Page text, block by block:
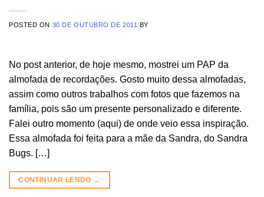
POSTED ON 30 DE OUTUBRO DE 2011 BY
No post anterior, de hoje mesmo, mostrei um PAP da
almofada de recordações. Gosto muito dessa almofadas,
assim como outros trabalhos com fotos que fazemos na
família, pois são um presente personalizado e diferente.
Falei outro momento (aqui) de onde veio essa inspiração.
Essa almofada foi feita para a mãe da Sandra, do Sandra
Bugs. […]
CONTINUAR LENDO →